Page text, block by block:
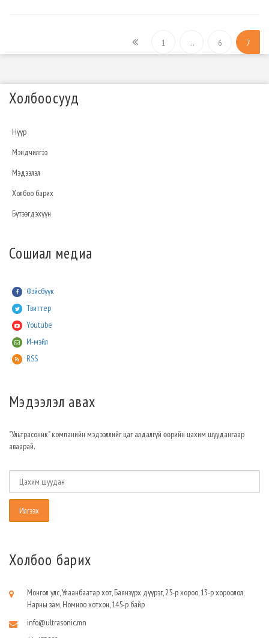
1 … 6 7
Холбоосууд
Нүүр
Мэндчилгээ
Мэдээлэл
Холбоо барих
Бүтээгдэхүүн
Сошиал медиа
Фэйсбүүк
Твиттер
Youtube
И-мэйл
RSS
Мэдээлэл авах
"Ультрасоник" компанийн мэдээллийг цаг алдалгүй өөрийн цахим шуудангаар
аваарай.
Холбоо барих
Монгол улс, Улаанбаатар хот, Баянзүрх дүүрэг, 25-р хороо, 13-р хороолол,
Нарны зам, Номноо хотхон, 145-р байр
info@ultrasonic.mn